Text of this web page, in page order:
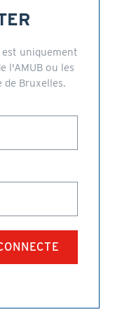
uniquement
l'AMUB ou les
de Bruxelles.